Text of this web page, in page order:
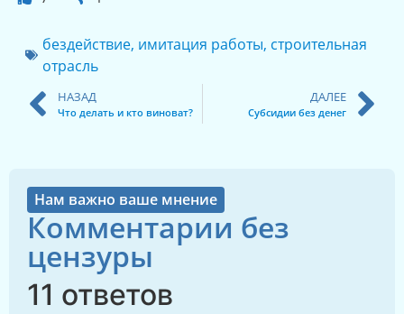
бездействие, имитация работы, строительная
отрасль
НАЗАД
Что делать и кто виноват?
ДАЛЕЕ
Субсидии без денег
Нам важно ваше мнение
Комментарии без
цензуры
11 ответов